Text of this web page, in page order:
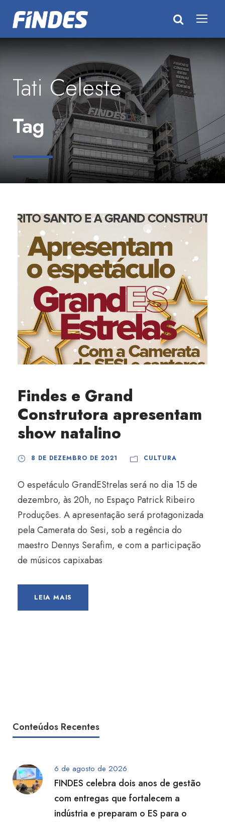
Tati Celeste
Tag
Findes e Grand
Construtora apresentam
show natalino
8 DE DEZEMBRO DE 2021 CULTURA
O espetáculo GrandEStrelas será no dia 15 de
dezembro, às 20h, no Espaço Patrick Ribeiro
Produções. A apresentação será protagonizada
pela Camerata do Sesi, sob a regência do
maestro Dennys Serafim, e com a participação
de músicos capixabas
LEIA MAIS
Conteúdos Recentes
6 de agosto de 2026
FINDES celebra dois anos de gestão
com entregas que fortalecem a
indústria e preparam o ES para o